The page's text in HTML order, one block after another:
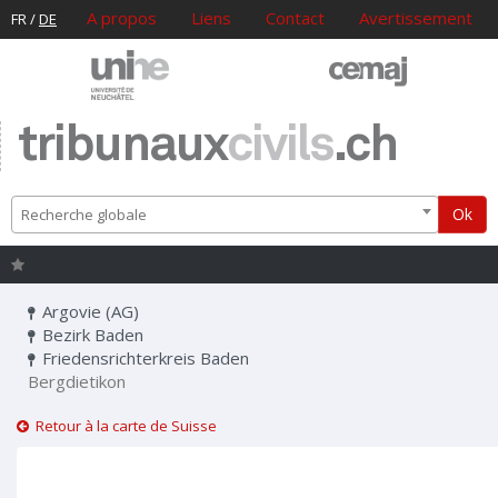
FR/DE A propos Liens Contact Avertissement
tribunauxcivils.ch
Recherche globale Ok
Argovie (AG)
Bezirk Baden
Friedensrichterkreis Baden
Bergdietikon
Retour à la carte de Suisse